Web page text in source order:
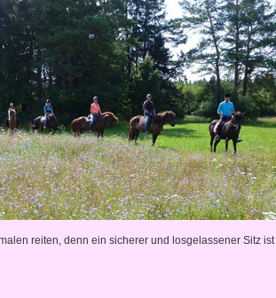
reiten, denn ein sicherer und losgelassener Sitz ist